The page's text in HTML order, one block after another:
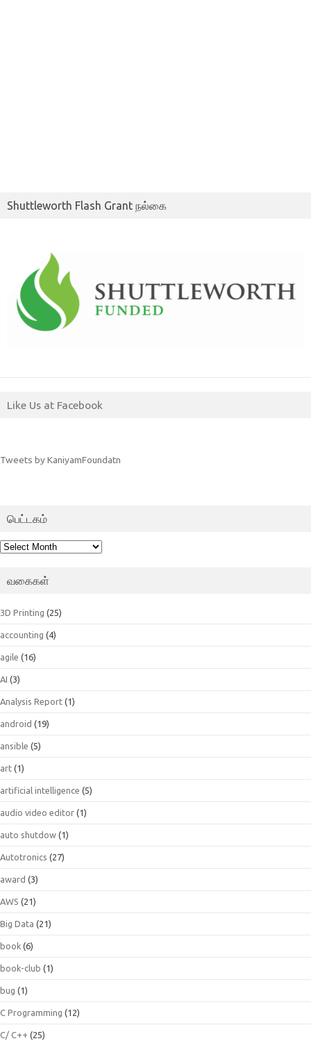
Shuttleworth Flash Grant நல்கை
Like Us at Facebook
Tweets by KaniyamFoundatn
பெட்டகம்
பெட்டகம்
வகைகள்
3D Printing (25)
accounting (4)
agile (16)
AI (3)
Analysis Report (1)
android (19)
ansible (5)
art (1)
artificial intelligence (5)
audio video editor (1)
auto shutdow (1)
Autotronics (27)
award (3)
AWS (21)
Big Data (21)
book (6)
book-club (1)
bug (1)
C Programming (12)
C/ C++ (25)